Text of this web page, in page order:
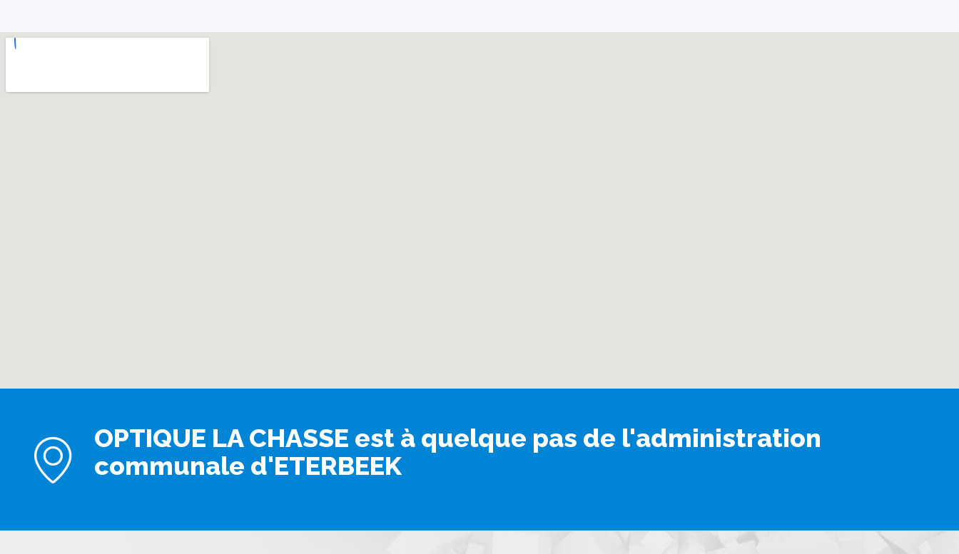
OPTIQUE LA CHASSE est à quelque pas de l'administration
communale d'ETERBEEK